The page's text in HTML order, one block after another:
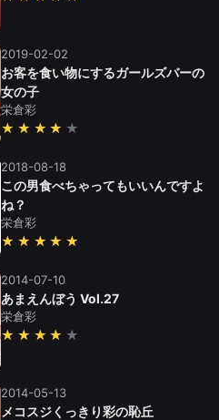
2019-02-02
お客を食い物にするガールズバーの
女の子
栄倉彩
★★★★
2018-08-18
この男食べちゃってもいいんですよ
ね？
栄倉彩
★★★★★
2014-07-10
あまえんぼう Vol.27
栄倉彩
★★★★
2014-05-13
メコスジくっきり彩の恥丘